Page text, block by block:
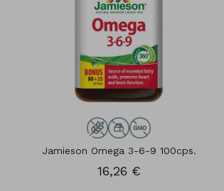
Pre tehotné
Vybrané
produkty
Jamieson Omega 3-6-9 100cps.
16,26 €